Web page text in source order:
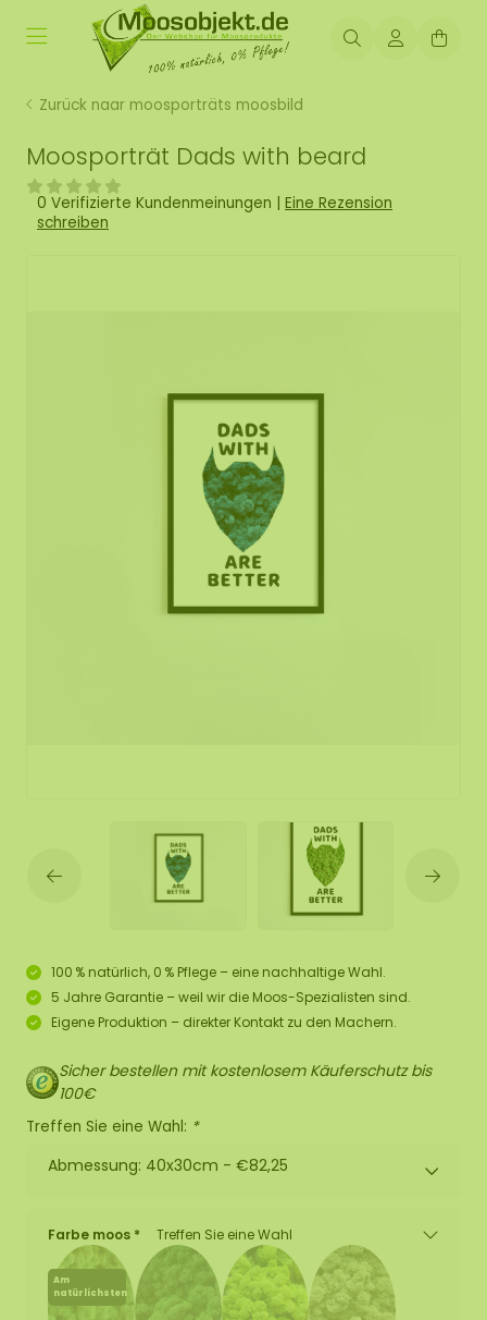
Zurück naar moosporträts moosbild
Moosporträt Dads with beard
0 Verifizierte Kundenmeinungen | Eine Rezension
schreiben
100 % natürlich, 0 % Pflege – eine nachhaltige Wahl.
5 Jahre Garantie – weil wir die Moos-Spezialisten sind.
Eigene Produktion – direkter Kontakt zu den Machern.
Sicher bestellen mit kostenlosem Käuferschutz bis
100€
Treffen Sie eine Wahl: *
Abmessung: 40x30cm - €82,25
Farbe moos * Treffen Sie eine Wahl
Am
natürlichsten